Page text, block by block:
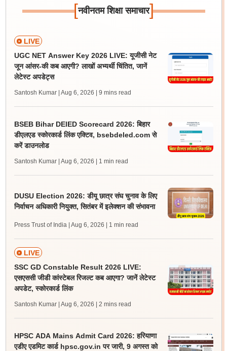
[नवीनतम शिक्षा समाचार]
LIVE
UGC NET Answer Key 2026 LIVE: यूजीसी नेट
जून आंसर-की कब आएगी? लाखों अभ्यर्थी चिंतित, जानें
लेटेस्ट अपडेट्स
Santosh Kumar | Aug 6, 2026 | 9 mins read
BSEB Bihar DElED Scorecard 2026: बिहार
डीएलएड स्कोरकार्ड लिंक एक्टिव, bsebdeled.com से
करें डाउनलोड
Santosh Kumar | Aug 6, 2026 | 1 min read
DUSU Election 2026: डीयू छात्र संघ चुनाव के लिए
निर्वाचन अधिकारी नियुक्त, सितंबर में इलेक्शन की संभावना
Press Trust of India | Aug 6, 2026 | 1 min read
LIVE
SSC GD Constable Result 2026 LIVE:
एसएससी जीडी कांस्टेबल रिजल्ट कब आएगा? जानें लेटेस्ट
अपडेट, स्कोरकार्ड लिंक
Santosh Kumar | Aug 6, 2026 | 2 mins read
HPSC ADA Mains Admit Card 2026: हरियाणा
एडीए एडमिट कार्ड hpsc.gov.in पर जारी, 9 अगस्त को